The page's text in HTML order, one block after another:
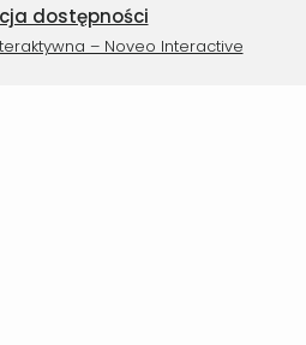
dostępności
– Noveo Interactive